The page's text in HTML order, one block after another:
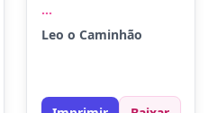
cores. Use azul claro
rodas. Experimente
...
Leo o Caminhão